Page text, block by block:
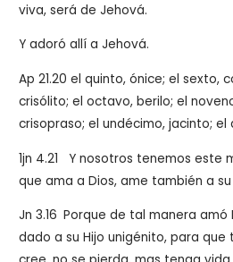
viva, será de Jehová.
Y adoró allí a Jehová.
Ap 21.20 el quinto, ónice; el sexto,
crisólito; el octavo, berilo; el
crisopraso; el undécimo, jacinto;
1jn 4.21 Y nosotros tenemos este
que ama a Dios, ame también a
Jn 3.16 Porque de tal manera amó
dado a su Hijo unigénito, para